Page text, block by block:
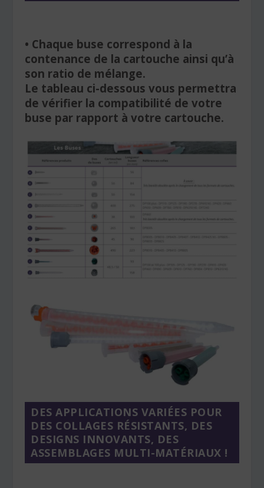
• Chaque buse correspond à la
contenance de la cartouche ainsi qu’à
son ratio de mélange.
Le tableau ci-dessous vous permettra
de vérifier la compatibilité de votre
buse par rapport à votre cartouche.
DES APPLICATIONS VARIÉES POUR
DES COLLAGES RÉSISTANTS, DES
DESIGNS INNOVANTS, DES
ASSEMBLAGES MULTI-MATÉRIAUX !